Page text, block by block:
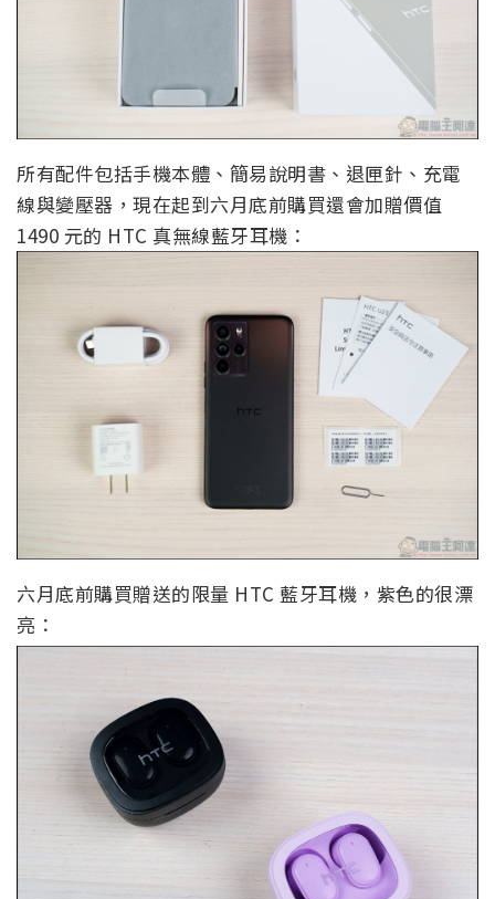
所有配件包括手機本體、簡易說明書、退匣針、充電
線與變壓器，現在起到六月底前購買還會加贈價值
1490 元的 HTC 真無線藍牙耳機：
六月底前購買贈送的限量 HTC 藍牙耳機，紫色的很漂
亮：